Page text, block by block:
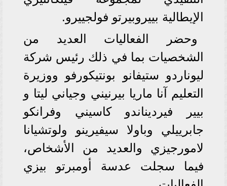
الإيطالية بييروبيرتو فولجييرو.
وحضر الفعاليات العديد من
الشخصيات بما في ذلك رئيس شركة
ليوناردو ستيفانو بونتيكورفو ووزيرة
التعليم آنا ماريا بيرنيني وجياني ليتا و
بيير فيرديناندو كاسيني وفرانكو
جابرييلي وباولا سيفيرينو ولوتشيانا
لامورجيزي والعديد من الأشخاص،
فيما سجلت عدسة أومبرتو بيزي